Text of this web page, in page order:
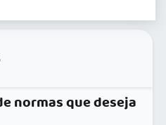
normas que deseja